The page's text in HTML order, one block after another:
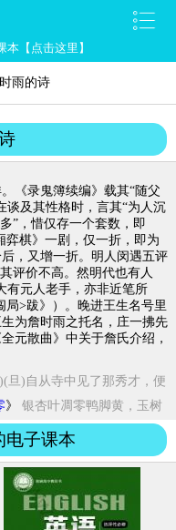
本【点击这里】
雨的诗
《录鬼簿续编》载其“随父
谈及其性格时，言其“为人沉
”，惜仅存一个套数，即
弈棋》一剧，仅一折，即为
，又增一折。明人闵遇五评
评价不高。然明代也有人
有元人老手，亦非近笔所
局>跋》）。晚进王生名号里
为詹时雨之托名，庄一拂先
元散曲》中关于詹氏介绍，
旦)自从寺中见了那秀才，便
》 银杏叶凋零鸭脚黄，玉树
桐...
电子课本